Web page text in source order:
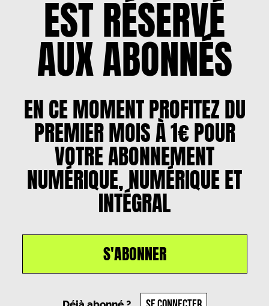
EST RÉSERVÉ
AUX ABONNÉS
EN CE MOMENT PROFITEZ DU
PREMIER MOIS À 1€ POUR
VOTRE ABONNEMENT
NUMÉRIQUE, NUMÉRIQUE ET
INTÉGRAL
S'ABONNER
Milène Lang, le 13 février 2025